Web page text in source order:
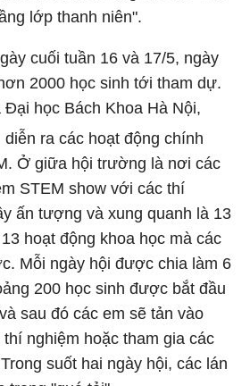
lớp thanh niên".
cuối tuần 16 và 17/5, ngày
2000 học sinh tới tham dự.
học Bách Khoa Hà Nội,
diễn ra các hoạt động chính
Ở giữa hội trường là nơi các
STEM show với các thí
ấn tượng và xung quanh là 13
hoạt động khoa học mà các
Mỗi ngày hội được chia làm 6
200 học sinh được bắt đầu
sau đó các em sẽ tản vào
nghiệm hoặc tham gia các
suốt hai ngày hội, các lán